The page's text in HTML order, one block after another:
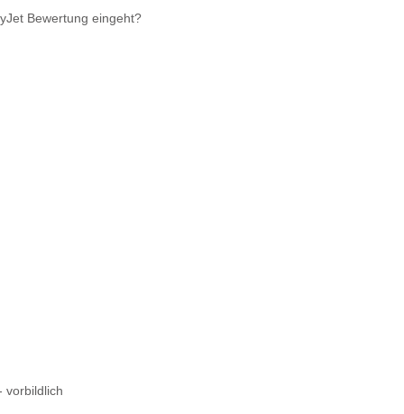
Bewertung eingeht?
vorbildlich